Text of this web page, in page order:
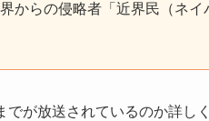
からの侵略者「近界民（ネ
が放送されているのか詳し